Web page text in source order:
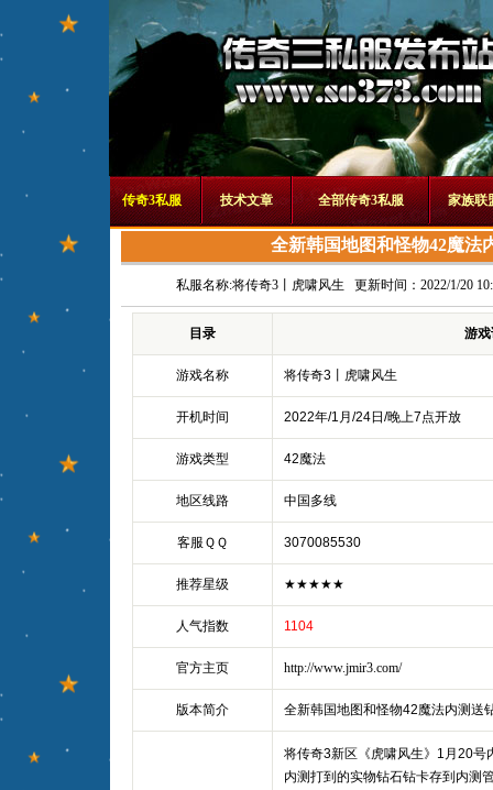
传奇3私服 技术文章 全部传奇3私服 家族联
全新韩国地图和怪物42魔法
私服名称:将传奇3丨虎啸风生 更新时间：2022/1/20
目录 游
游戏名称 将传奇3丨虎啸风生
开机时间 2022年/1月/24日/晚上7点开放
游戏类型 42魔法
地区线路 中国多线
客服ＱＱ 3070085530
推荐星级 ★★★★★
人气指数 1104
官方主页 http://www.jmir3.com/
版本简介 全新韩国地图和怪物42魔法内测送
将传奇3新区《虎啸风生》1月20号
内测打到的实物钻石钻卡存到内测